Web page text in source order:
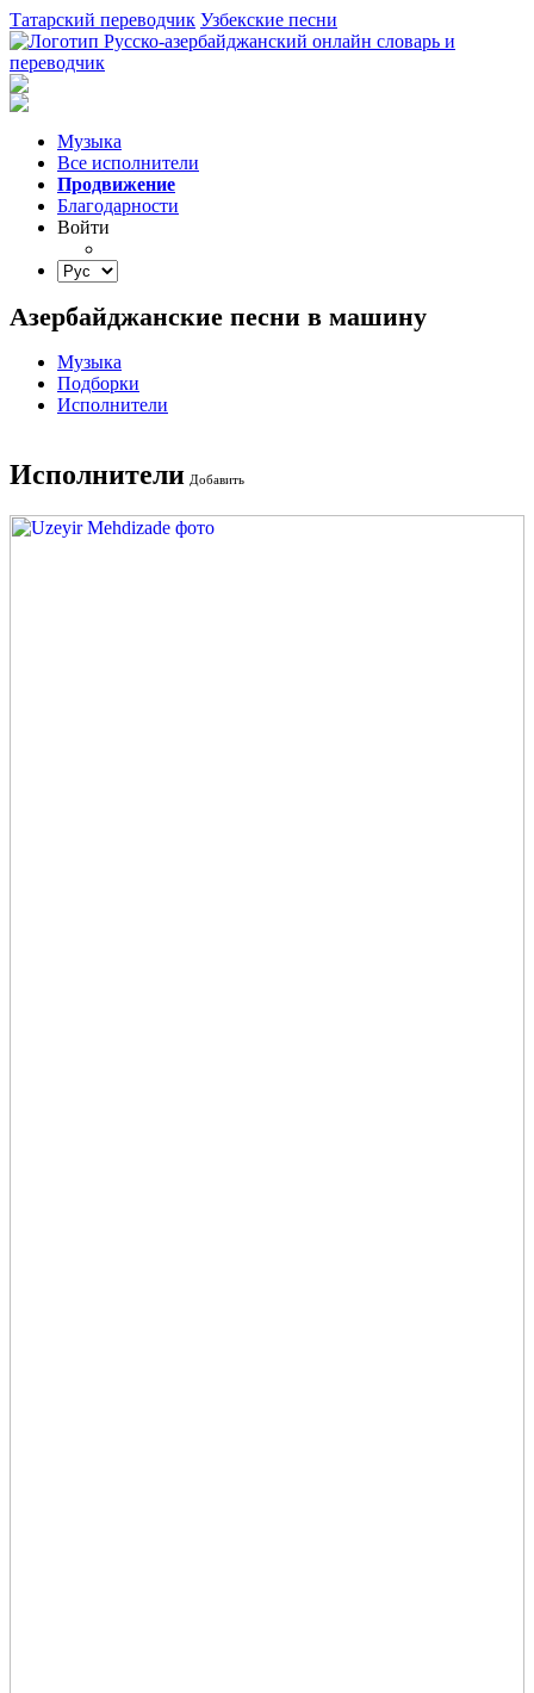
Татарский переводчик Узбекские песни
Музыка
Все исполнители
Продвижение
Благодарности
Войти
Азербайджанские песни в машину
Музыка
Подборки
Исполнители
Исполнители Добавить